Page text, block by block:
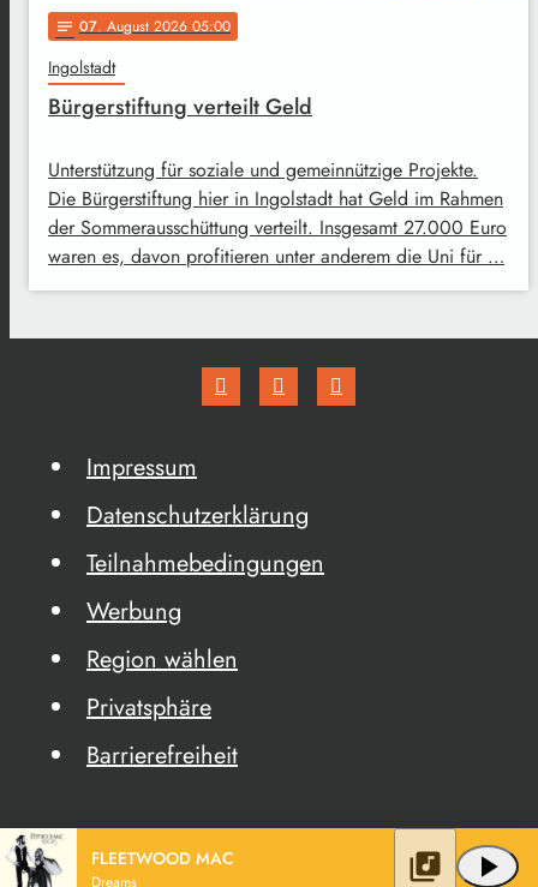
notes 07. August 2026 05:00
Ingolstadt
Bürgerstiftung verteilt Geld
Unterstützung für soziale und gemeinnützige Projekte.
Die Bürgerstiftung hier in Ingolstadt hat Geld im Rahmen
der Sommerausschüttung verteilt. Insgesamt 27.000 Euro
waren es, davon profitieren unter anderem die Uni für …
Impressum
Datenschutzerklärung
Teilnahmebedingungen
Werbung
Region wählen
Privatsphäre
Barrierefreiheit
FLEETWOOD MAC
Dreams play_arrow
library_music